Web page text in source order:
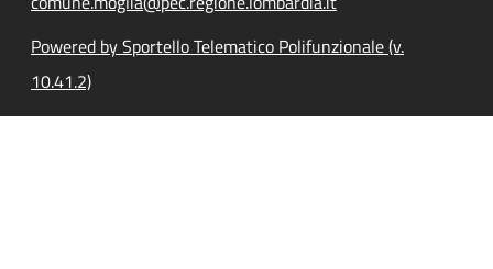
Powered by Sportello Telematico Polifunzionale (v.
10.41.2)